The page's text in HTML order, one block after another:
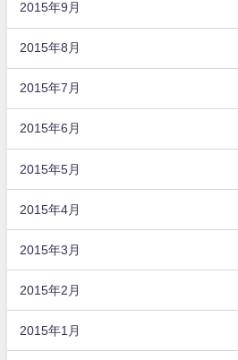
2015年9月
2015年8月
2015年7月
2015年6月
2015年5月
2015年4月
2015年3月
2015年2月
2015年1月